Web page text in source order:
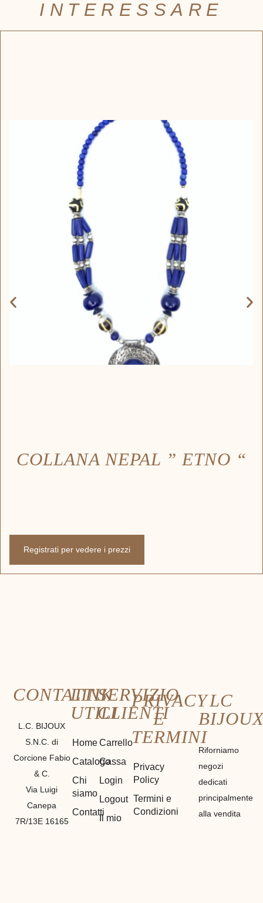
INTERESSARE
COLLANA NEPAL ” ETNO “
Registrati per vedere i prezzi
LC
Riforniamo
negozi
dedicati
principalmente
alla vendita
LINK
UTILI
Home
Catalogo
Chi
siamo
Contatti
SERVIZIO
CLIENTI
Carrello
Cassa
Login
Logout
Il mio
PRIVACY
E
TERMINI
Privacy
Policy
Termini e
Condizioni
CONTATTI
L.C. BIJOUX
S.N.C. di
Corcione Fabio
& C.
Via Luigi
Canepa
7R/13E 16165